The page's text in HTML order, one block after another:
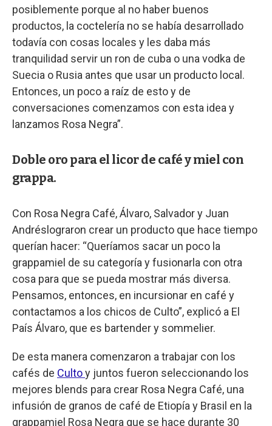
posiblemente porque al no haber buenos
productos, la coctelería no se había desarrollado
todavía con cosas locales y les daba más
tranquilidad servir un ron de cuba o una vodka de
Suecia o Rusia antes que usar un producto local.
Entonces, un poco a raíz de esto y de
conversaciones comenzamos con esta idea y
lanzamos Rosa Negra”.
Doble oro para el licor de café y miel con
grappa.
Con Rosa Negra Café, Álvaro, Salvador y Juan
Andréslograron crear un producto que hace tiempo
querían hacer: “Queríamos sacar un poco la
grappamiel de su categoría y fusionarla con otra
cosa para que se pueda mostrar más diversa.
Pensamos, entonces, en incursionar en café y
contactamos a los chicos de Culto”, explicó a El
País Álvaro, que es bartender y sommelier.
De esta manera comenzaron a trabajar con los
cafés de Cultoy juntos fueron seleccionando los
mejores blends para crear Rosa Negra Café, una
infusión de granos de café de Etiopía y Brasil en la
grappamiel Rosa Negra que se hace durante 30